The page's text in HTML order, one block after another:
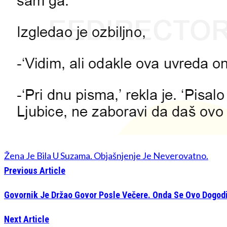
Žena Je Bila U Suzama. Objašnjenje Je Neverovatno.
Previous Article
Govornik Je Držao Govor Posle Večere. Onda Se Ovo
Next Article